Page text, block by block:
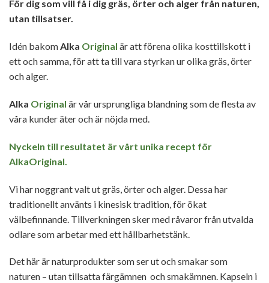
För dig som vill få i dig gräs, örter och alger från naturen,
utan tillsatser.
Idén bakomAlka Original är att förena olika kosttillskott i
ett och samma, för att ta till vara styrkan ur olika gräs, örter
och alger.
Alka Original är vår ursprungliga blandning som de flesta av
våra kunder äter och är nöjda med.
Nyckeln till resultatet är vårt unika recept för
AlkaOriginal.
Vi har noggrant valt ut gräs, örter och alger. Dessa har
traditionellt använts i kinesisk tradition, för ökat
välbefinnande. Tillverkningen sker med råvaror från utvalda
odlare som arbetar med ett hållbarhetstänk.
Det här är naturprodukter som ser ut och smakar som
naturen – utan tillsatta färgämnen och smakämnen. Kapseln i